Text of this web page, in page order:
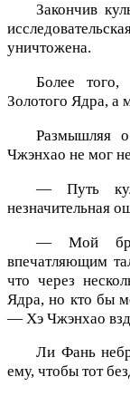
Закончив
уничтожена.
Более того,
Золотого Ядра, а
Размышляя
Чжэнхао не мог
— Путь
незначительная
— Мой
впечатляющим
что через
Ядра, но кто бы
— Хэ Чжэнхао
Ли Фань
ему, чтобы тот